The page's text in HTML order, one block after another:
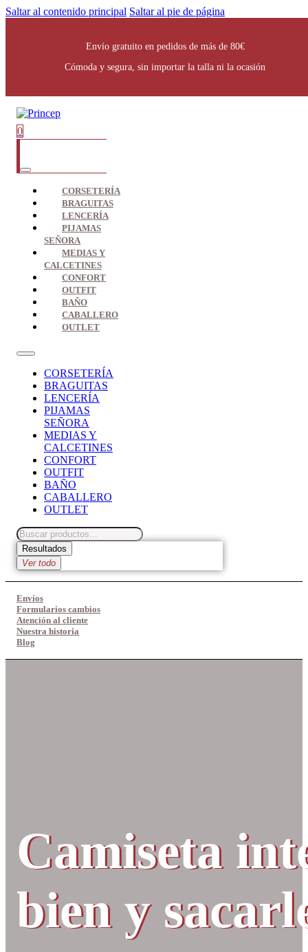
Saltar al contenido principal Saltar al pie de página
Envío gratuito en pedidos de más de 80€
Cómoda y segura, sin importar la talla ni la ocasión
0
CORSETERÍA
BRAGUITAS
LENCERÍA
PIJAMAS
SEÑORA
MEDIAS Y
CALCETINES
CONFORT
OUTFIT
BAÑO
CABALLERO
OUTLET
CORSETERÍA
BRAGUITAS
LENCERÍA
PIJAMAS
SEÑORA
MEDIAS Y
CALCETINES
CONFORT
OUTFIT
BAÑO
CABALLERO
OUTLET
Search
...Resultados
Ver todo
Envíos
Formularios cambios
Atención al cliente
Nuestra historia
Blog
Camiseta
bien y